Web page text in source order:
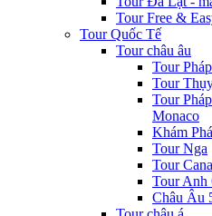
Tour Free &
Tour Quốc Tế
Tour châu âu
Tour
Tour
Tour
Monaco
Khám
Tour Nga
Tour
Tour Anh
Châu Âu